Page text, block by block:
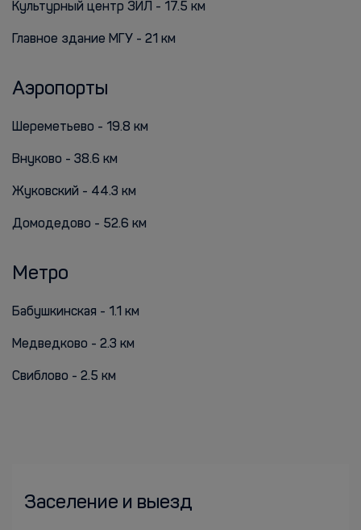
Культурный центр ЗИЛ - 17.5 км
Главное здание МГУ - 21 км
Аэропорты
Шереметьево - 19.8 км
Внуково - 38.6 км
Жуковский - 44.3 км
Домодедово - 52.6 км
Метро
Бабушкинская - 1.1 км
Медведково - 2.3 км
Свиблово - 2.5 км
Заселение и выезд